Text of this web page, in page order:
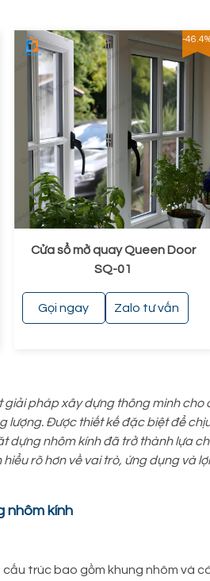
-
Cửa sổ mở quay Queen Door
SQ-01
Gọi ngay Zalo tư vấn
giải pháp xây dựng thông minh
lượng. Được thiết kế đặc biệt để
dựng nhôm kính đã trở thành lựa
rõ hơn về vai trò, ứng dụng và
nhôm kính
trúc bao gồm khung nhôm và